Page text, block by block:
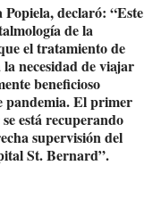
declaró: “Este
de la
el tratamiento de
la necesidad de viajar
beneficioso
pandemia. El primer
está recuperando
supervisión del
St. Bernard”.